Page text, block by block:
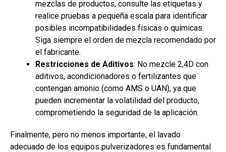
mezclas de productos, consulte las etiquetas y
realice pruebas a pequeña escala para identificar
posibles incompatibilidades físicas o químicas.
Siga siempre el orden de mezcla recomendado por
el fabricante.
Restricciones de Aditivos: No mezcle 2,4D con
aditivos, acondicionadores o fertilizantes que
contengan amonio (como AMS o UAN), ya que
pueden incrementar la volatilidad del producto,
comprometiendo la seguridad de la aplicación.
Finalmente, pero no menos importante, el lavado
adecuado de los equipos pulverizadores es fundamental